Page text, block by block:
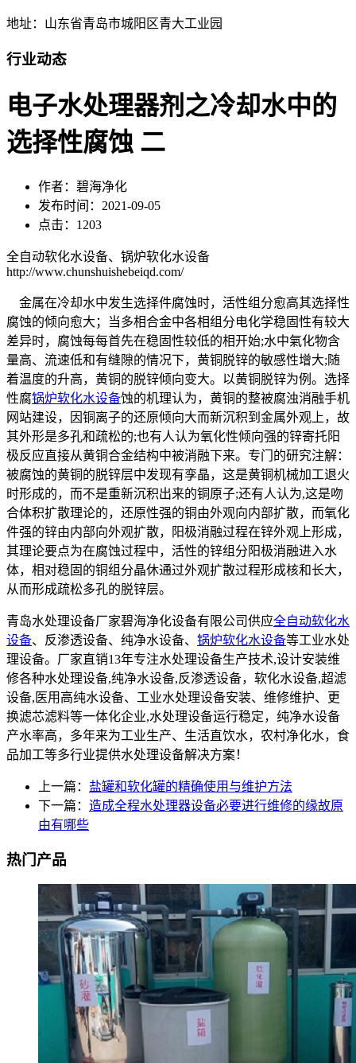
地址：山东省青岛市城阳区青大工业园
行业动态
电子水处理器剂之冷却水中的
选择性腐蚀 二
作者：碧海净化
发布时间：2021-09-05
点击：1203
全自动软化水设备、锅炉软化水设备
http://www.chunshuishebeiqd.com/
金属在冷却水中发生选择件腐蚀时，活性组分愈高其选择性
腐蚀的倾向愈大；当多相合金中各相组分电化学稳固性有较大
差异时，腐蚀每每首先在稳固性较低的相开始;水中氣化物含
量高、流速低和有缝隙的情况下，黄铜脱锌的敏感性增大;随
着温度的升高，黄铜的脱锌倾向变大。以黄铜脱锌为例。选择
性腐锅炉软化水设备蚀的机理认为，黄铜的整被腐浊消融手机
网站建设，因铜离子的还原倾向大而新沉积到金属外观上，故
其外形是多孔和疏松的;也有人认为氧化性倾向强的锌寄托阳
极反应直接从黄铜合金结构中被消融下来。专门的研究注解：
被腐蚀的黄铜的脱锌层中发现有孪晶，这是黄铜机械加工退火
时形成的，而不是重新沉积出来的铜原子;还有人认为,这是吻
合体积扩散理论的，还原性强的铜由外观向内部扩散，而氧化
件强的锌由内部向外观扩散，阳极消融过程在锌外观上形成，
其理论要点为在腐蚀过程中，活性的锌组分阳极消融进入水
体，相对稳固的铜组分晶休通过外观扩散过程形成核和长大，
从而形成疏松多孔的脱锌层。
青岛水处理设备厂家碧海净化设备有限公司供应全自动软化水
设备、反渗透设备、纯净水设备、 锅炉软化水设备等工业水处
理设备。厂家直销13年专注水处理设备生产技术,设计安装维
修各种水处理设备,纯净水设备,反渗透设备，软化水设备,超滤
设备,医用高纯水设备、工业水处理设备安装、维修维护、更
换滤芯滤料等一体化企业,水处理设备运行稳定，纯净水设备
产水率高，多年来为工业生产、生活直饮水，农村净化水，食
品加工等多行业提供水处理设备解决方案！
上一篇： 盐罐和软化罐的精确使用与维护方法
下一篇： 造成全程水处理器设备必要进行维修的缘故原
由有哪些
热门产品